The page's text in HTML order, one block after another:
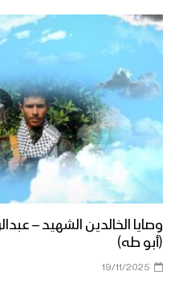
وصايا الخالدين الشهيد –
(أبو طه)
19/11/2025